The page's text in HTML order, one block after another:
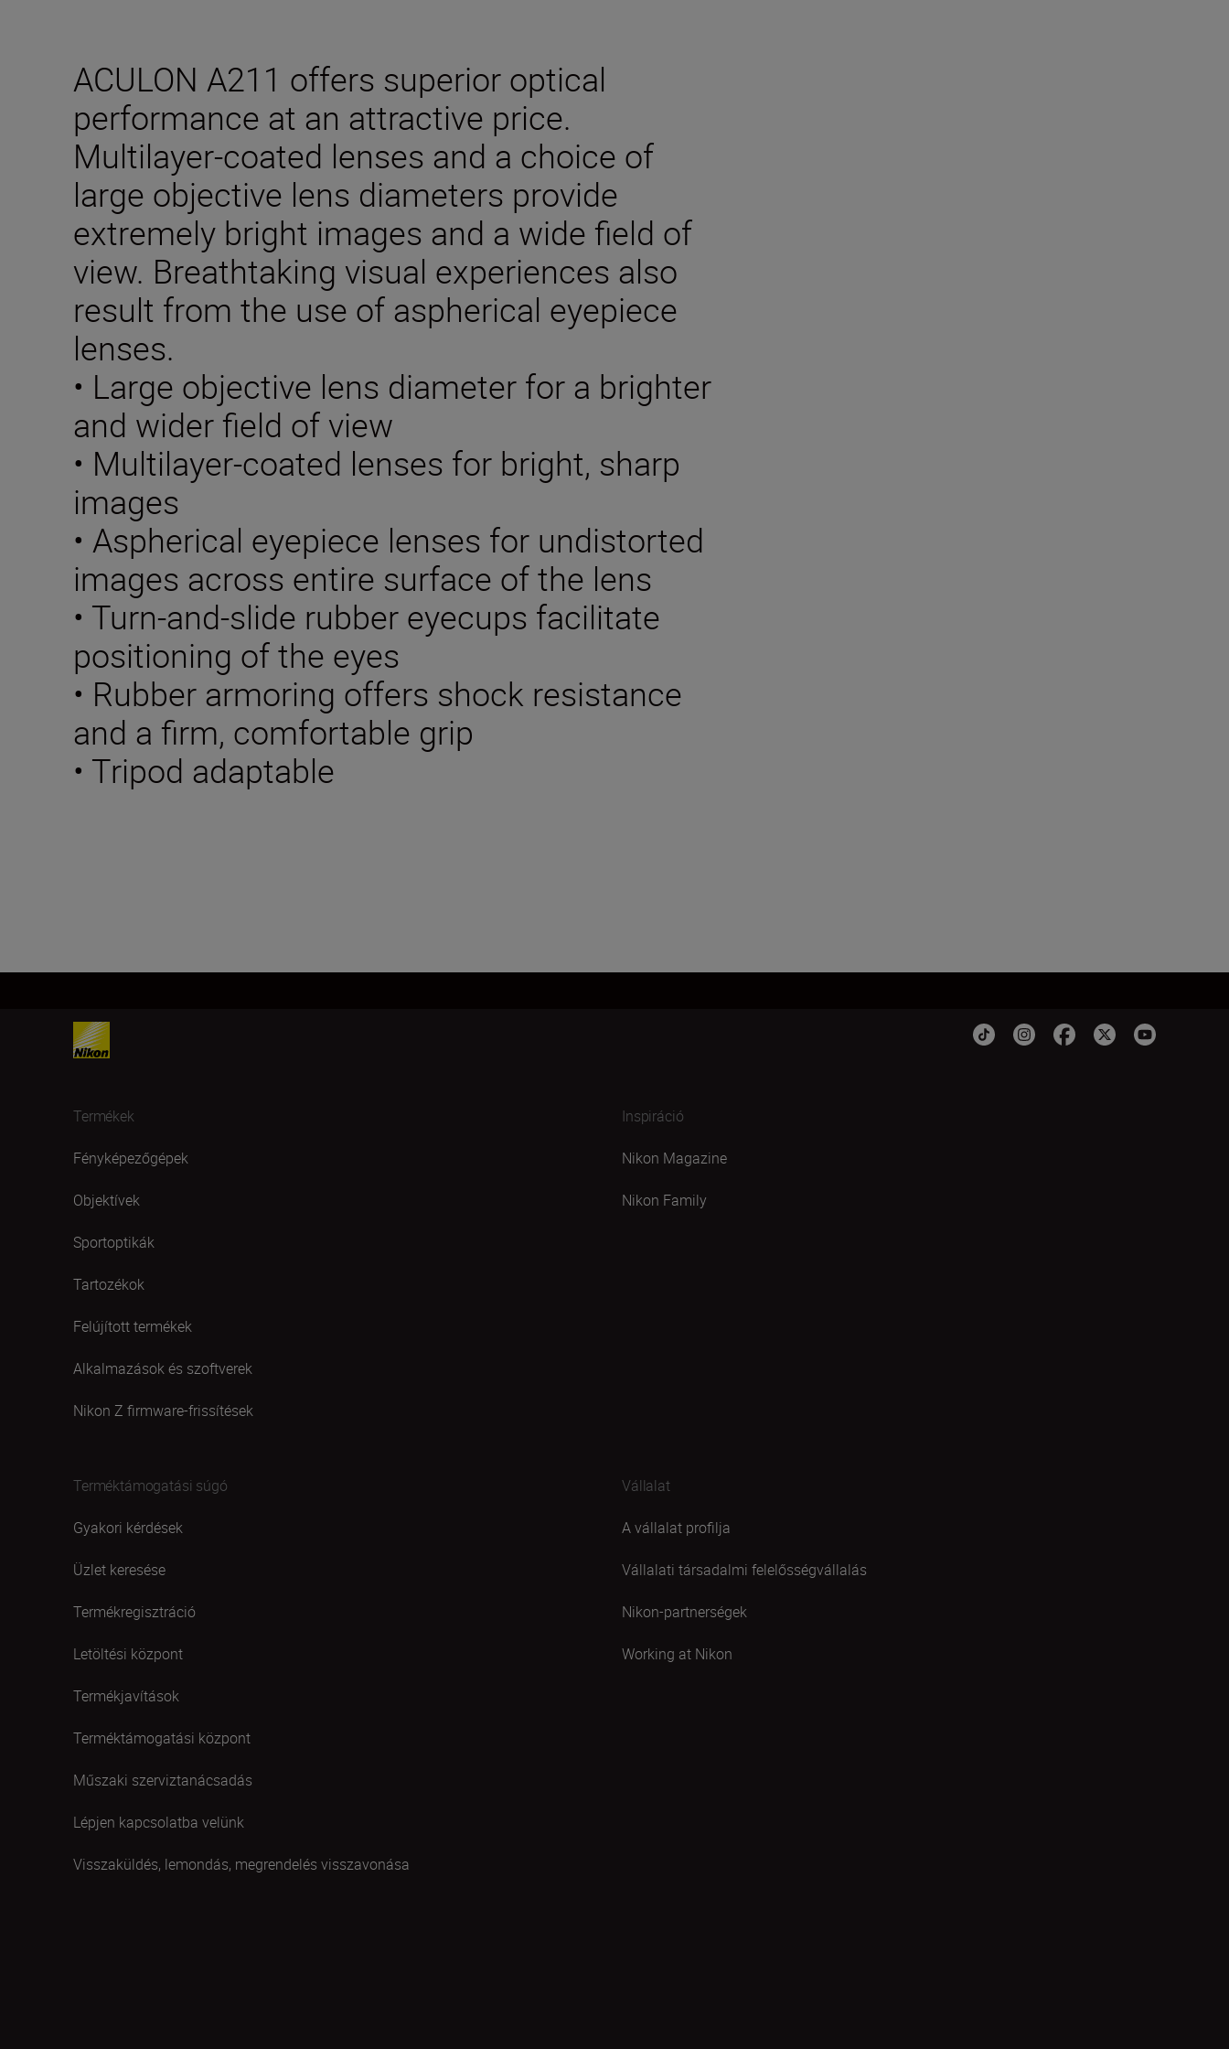
ACULON A211 offers superior optical
performance at an attractive price.
Multilayer-coated lenses and a choice of
large objective lens diameters provide
extremely bright images and a wide field of
view. Breathtaking visual experiences also
result from the use of aspherical eyepiece
lenses.
• Large objective lens diameter for a brighter
and wider field of view
• Multilayer-coated lenses for bright, sharp
images
• Aspherical eyepiece lenses for undistorted
images across entire surface of the lens
• Turn-and-slide rubber eyecups facilitate
positioning of the eyes
• Rubber armoring offers shock resistance
and a firm, comfortable grip
• Tripod adaptable
Termékek
Fényképezőgépek
Objektívek
Sportoptikák
Tartozékok
Felújított termékek
Alkalmazások és szoftverek
Nikon Z firmware-frissítések
Inspiráció
Nikon Magazine
Nikon Family
Terméktámogatási súgó
Gyakori kérdések
Üzlet keresése
Termékregisztráció
Letöltési központ
Termékjavítások
Terméktámogatási központ
Műszaki szerviztanácsadás
Lépjen kapcsolatba velünk
Visszaküldés, lemondás, megrendelés visszavonása
Vállalat
A vállalat profilja
Vállalati társadalmi felelősségvállalás
Nikon-partnerségek
Working at Nikon